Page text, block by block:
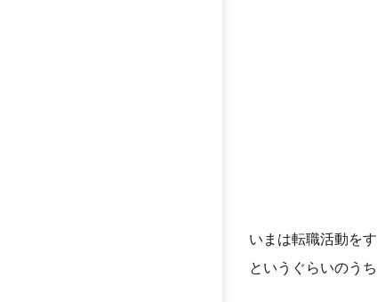
いまは転職活動を
というぐらいのうち